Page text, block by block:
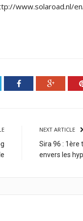
www.solaroad.nl/
Facebook Google+
NEXT ARTICLE
Sira 96 :
envers les